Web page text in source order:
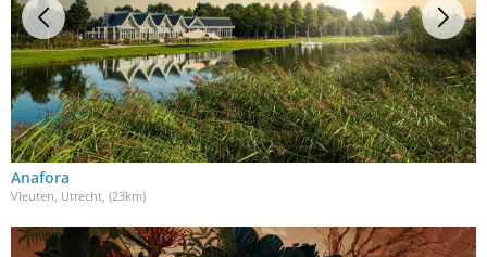
Anafora
Vleuten, Utrecht , (23km)